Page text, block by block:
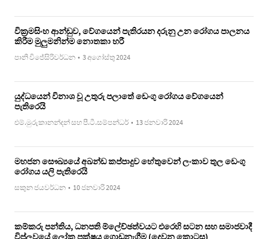
වික්‍රමසිංහ ආන්ඩුව, වේගයෙන් පැතිරයන දරුනු උන රෝගය පාලනය
කිරීම මුලුමනින්ම නොතකා හරී
පානි විජේසිරිවර්ධන • 3 අගෝස්තු 2024
යුද්ධයෙන් විනාශ වූ උතුරු පලාතේ ඩෙංගු රෝගය වේගයෙන්
පැතිරෙයි
එම්.මුරුකානන්දන් සහ පී.ටී.සම්පන්ධර් • 13 ජනවාරි 2024
මහජන සෞඛ්‍යයේ අඛන්ඩ කප්පාදුව හේතුවෙන් ලංකාව තුල ඩෙංගු
රෝගය යලි පැතිරෙයි
සකුන ජයවර්ධන • 10 ජනවාරි 2024
කම්කරු පන්තිය, ධනපති ම්ලේච්ඡත්වයට එරෙහි සටන සහ සමාජවාදී
විප්ලවයේ ලෝක පක්ෂය ගොඩනැගීම (දෙවන කොටස)